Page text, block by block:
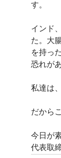
す。
インド
た。大
を持っ
恐れが
私達は
だから
今日が
代表取